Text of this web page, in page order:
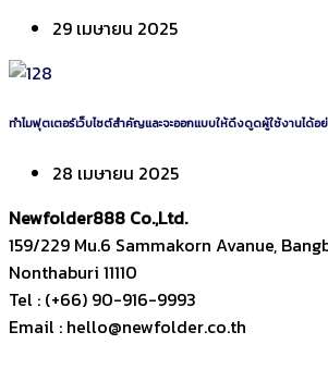
29 เมษายน 2025
ทำไมฟุตเตอร์เว็บไซต์สำคัญและจะออกแบบให้ดึงดูดผู้ใช้งานได้อย่
28 เมษายน 2025
Newfolder888 Co.,Ltd.
159/229 Mu.6 Sammakorn Avanue,
Nonthaburi 11110
Tel : (+66) 90-916-9993
Email : hello@newfolder.co.th